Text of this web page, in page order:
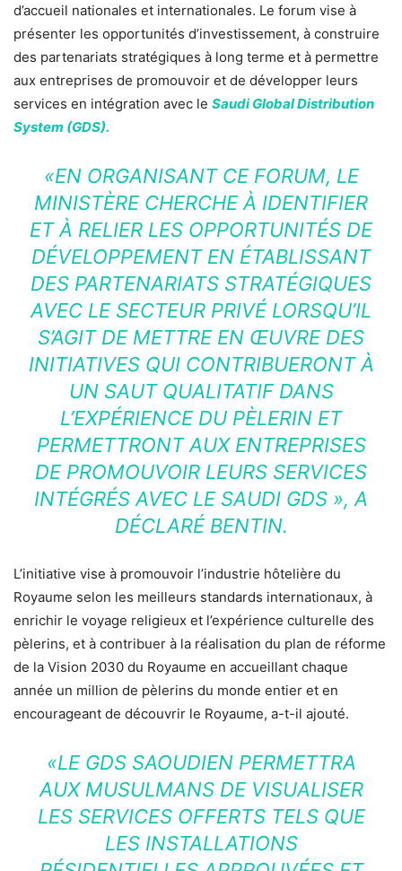
d’accueil nationales et internationales. Le forum vise à
présenter les opportunités d’investissement, à construire
des partenariats stratégiques à long terme et à permettre
aux entreprises de promouvoir et de développer leurs
services en intégration avec le Saudi Global Distribution
System (GDS).
«EN ORGANISANT CE FORUM, LE
MINISTÈRE CHERCHE À IDENTIFIER
ET À RELIER LES OPPORTUNITÉS DE
DÉVELOPPEMENT EN ÉTABLISSANT
DES PARTENARIATS STRATÉGIQUES
AVEC LE SECTEUR PRIVÉ LORSQU’IL
S’AGIT DE METTRE EN ŒUVRE DES
INITIATIVES QUI CONTRIBUERONT À
UN SAUT QUALITATIF DANS
L’EXPÉRIENCE DU PÈLERIN ET
PERMETTRONT AUX ENTREPRISES
DE PROMOUVOIR LEURS SERVICES
INTÉGRÉS AVEC LE SAUDI GDS », A
DÉCLARÉ BENTIN.
L’initiative vise à promouvoir l’industrie hôtelière du
Royaume selon les meilleurs standards internationaux, à
enrichir le voyage religieux et l’expérience culturelle des
pèlerins, et à contribuer à la réalisation du plan de réforme
de la Vision 2030 du Royaume en accueillant chaque
année un million de pèlerins du monde entier et en
encourageant de découvrir le Royaume, a-t-il ajouté.
«LE GDS SAOUDIEN PERMETTRA
AUX MUSULMANS DE VISUALISER
LES SERVICES OFFERTS TELS QUE
LES INSTALLATIONS